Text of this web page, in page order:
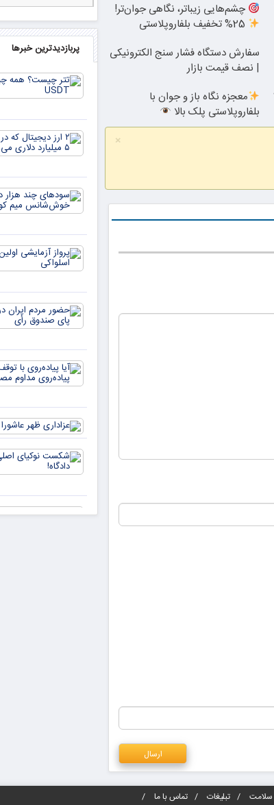
چشم‌هایی زیباتر، نگاهی جوان‌تر!
سفارش دستگاه فشار سنج الکترونیکی
| نصف قیمت بازار
معجزه نگاه باز و جوان با
بلفاروپلاستی پلک بالا
×
پربازدیدترین خبرها
سلامت تبلیغات تماس با ما